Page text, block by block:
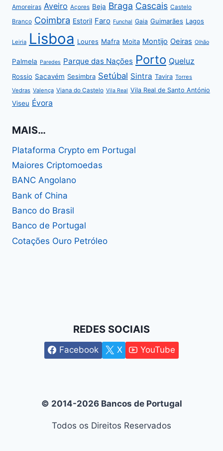
Amoreiras Aveiro Açores Beja Braga Cascais Castelo
Branco Coimbra Estoril Faro Funchal Gaia Guimarães Lagos
Leiria Lisboa Loures Mafra Moita Montijo Oeiras Olhão
Palmela Paredes Parque das Nações Porto Queluz
Rossio Sacavém Sesimbra Setúbal Sintra Tavira Torres
Vedras Valença Viana do Castelo Vila Real Vila Real de Santo António
Viseu Évora
MAIS…
Plataforma Crypto em Portugal
Maiores Criptomoedas
BANC Angolano
Bank of China
Banco do Brasil
Banco de Portugal
Cotações Ouro Petróleo
REDES SOCIAIS
Facebook X YouTube
© 2014-2026 Bancos de Portugal
Todos os Direitos Reservados